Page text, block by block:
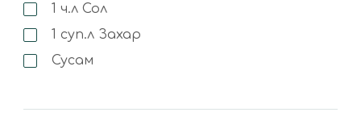
1 ч.л Сол
1 суп.л Захар
Сусам